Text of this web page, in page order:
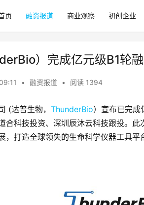
页 融资报道 商业观察 初创企业
）完成亿元级B1轮
• 融资报道 • 阅读 1394
(达普生物， ThunderBio）宣布已完成
合科技投资、深圳辰沐云科技跟投。
，打造全球领失的生命科学仪器工具平